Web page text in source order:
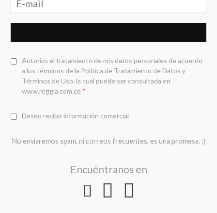
Autorizo el tratamiento de mis datos personales de acuerdo
a los términos de la Política de Tratamiento de Datos y
Términos de Uso, la cual puede ser consultada en
www.reggia.com.co *
Deseo recibir información comercial
No enviaremos spam, ni correos frecuentes, es una promesa. ;)
Encuéntranos en